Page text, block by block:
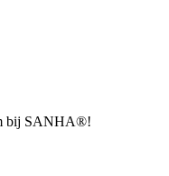
bij SANHA®!